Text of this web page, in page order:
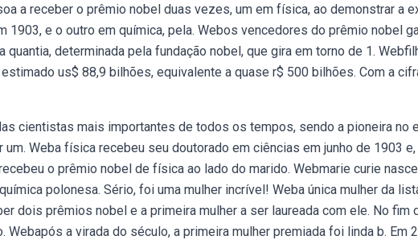
a receber o prêmio nobel duas vezes, um em física, ao demonstrar a
1903, e o outro em química, pela. Webos vencedores do prêmio nobel
quantia, determinada pela fundação nobel, que gira em torno de 1.
us$ 88,9 bilhões, equivalente a quase r$ 500 bilhões. Com a
cientistas mais importantes de todos os tempos, sendo a pioneira no
um. Weba física recebeu seu doutorado em ciências em junho de 1903
o prêmio nobel de física ao lado do marido. Webmarie curie
polonesa. Sério, foi uma mulher incrível! Weba única mulher da
dois prêmios nobel e a primeira mulher a ser laureada com ele. No fim
Webapós a virada do século, a primeira mulher premiada foi linda b. Em